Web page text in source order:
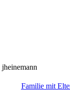
jheinemann
Familie mit